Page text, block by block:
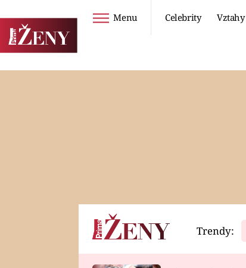
Menu Celebrity Vztahy
Horoskopy Video
Trendy: